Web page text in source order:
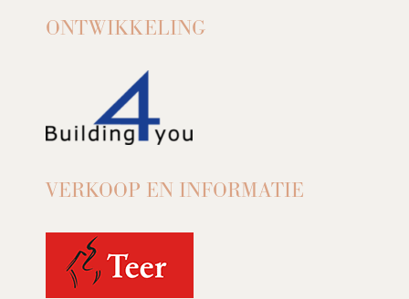
ONTWIKKELING
VERKOOP EN INFORMATIE